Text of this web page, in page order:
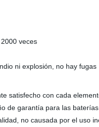
veces
ni explosión, no hay fugas
satisfecho con cada
de garantía para las
no causada por el uso